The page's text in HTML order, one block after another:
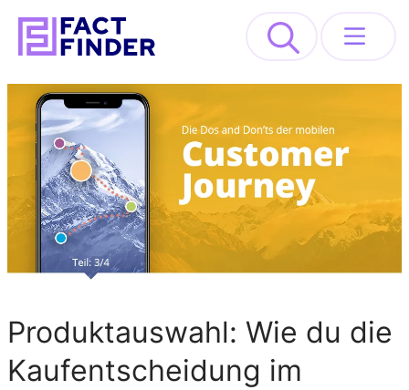
Lösungen
Industrien
Ressourcen
About
REQUEST DEMO
Produktauswahl: Wie du die
Kaufentscheidung im